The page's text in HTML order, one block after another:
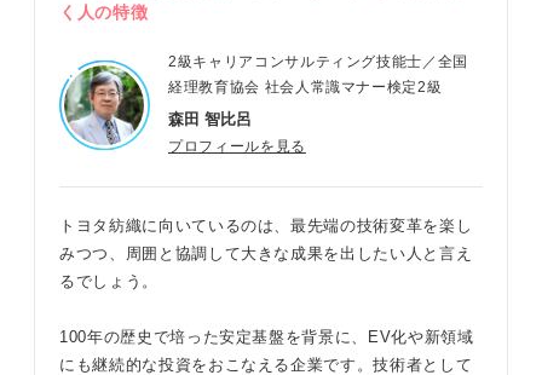
く人の特徴
2級キャリアコンサルティング技能士／全国
経理教育協会 社会人常識マナー検定2級
森田 智比呂
プロフィールを見る
トヨタ紡織に向いているのは、最先端の技術変革を楽し
みつつ、周囲と協調して大きな成果を出したい人と言え
るでしょう。
100年の歴史で培った安定基盤を背景に、EV化や新領域
にも継続的な投資をおこなえる企業です。技術者として